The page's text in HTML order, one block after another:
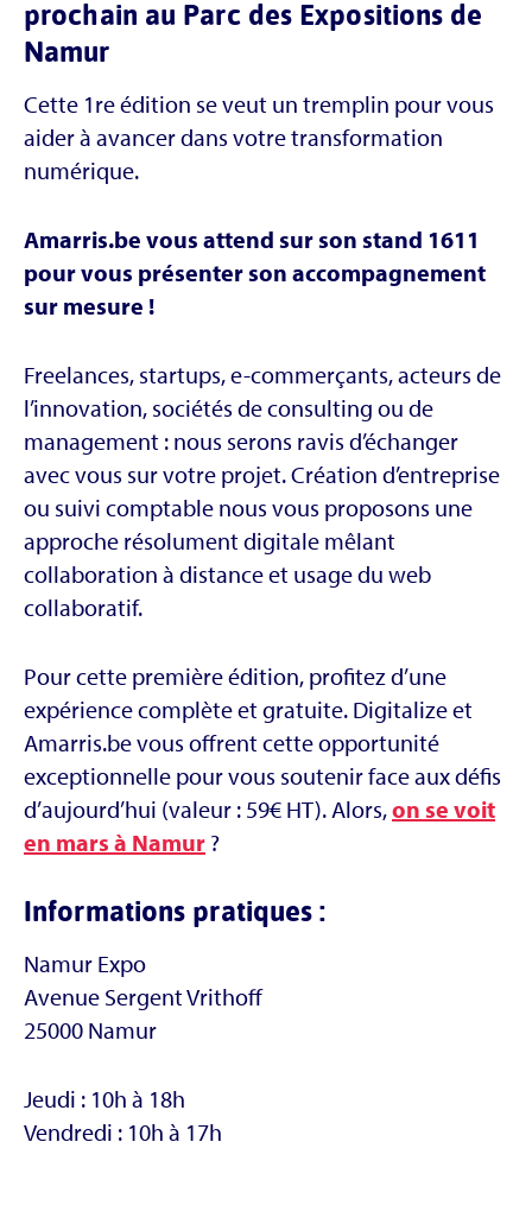
prochain au Parc des Expositions de
Namur
Cette 1re édition se veut un tremplin pour vous
aider à avancer dans votre transformation
numérique.
Amarris.be vous attend sur son stand 1611
pour vous présenter son accompagnement
sur mesure !
Freelances, startups, e-commerçants, acteurs de
l’innovation, sociétés de consulting ou de
management : nous serons ravis d’échanger
avec vous sur votre projet. Création d’entreprise
ou suivi comptable nous vous proposons une
approche résolument digitale mêlant
collaboration à distance et usage du web
collaboratif.
Pour cette première édition, profitez d’une
expérience complète et gratuite. Digitalize et
Amarris.be vous offrent cette opportunité
exceptionnelle pour vous soutenir face aux défis
d’aujourd’hui (valeur : 59€ HT). Alors,on se voit
en mars à Namur ?
Informations pratiques :
Namur Expo
Avenue Sergent Vrithoff
25000 Namur
Jeudi : 10h à 18h
Vendredi : 10h à 17h